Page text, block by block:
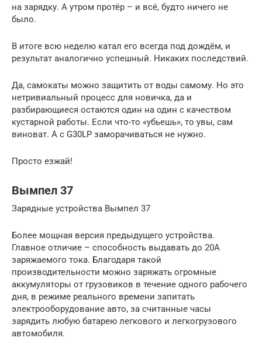
на зарядку. А утром протёр – и всё, будто ничего не
было.
В итоге всю неделю катал его всегда под дождём, и
результат аналогично успешный. Никаких последствий.
Да, самокаты можно защитить от воды самому. Но это
нетривиальный процесс для новичка, да и
разбирающиеся остаются один на один с качеством
кустарной работы. Если что-то «убьешь», то увы, сам
виноват. А с G30LP заморачиваться не нужно.
Просто езжай!
Вымпел 37
Зарядные устройства Вымпел 37
Более мощная версия предыдущего устройства.
Главное отличие – способность выдавать до 20А
заряжаемого тока. Благодаря такой
производительности можно заряжать огромные
аккумуляторы от грузовиков в течение одного рабочего
дня, в режиме реального времени запитать
электрооборудование авто, за считанные часы
зарядить любую батарею легкового и легкогрузового
автомобиля.